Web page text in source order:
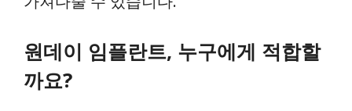
원데이 임플란트, 누구에게 적합할
까요?